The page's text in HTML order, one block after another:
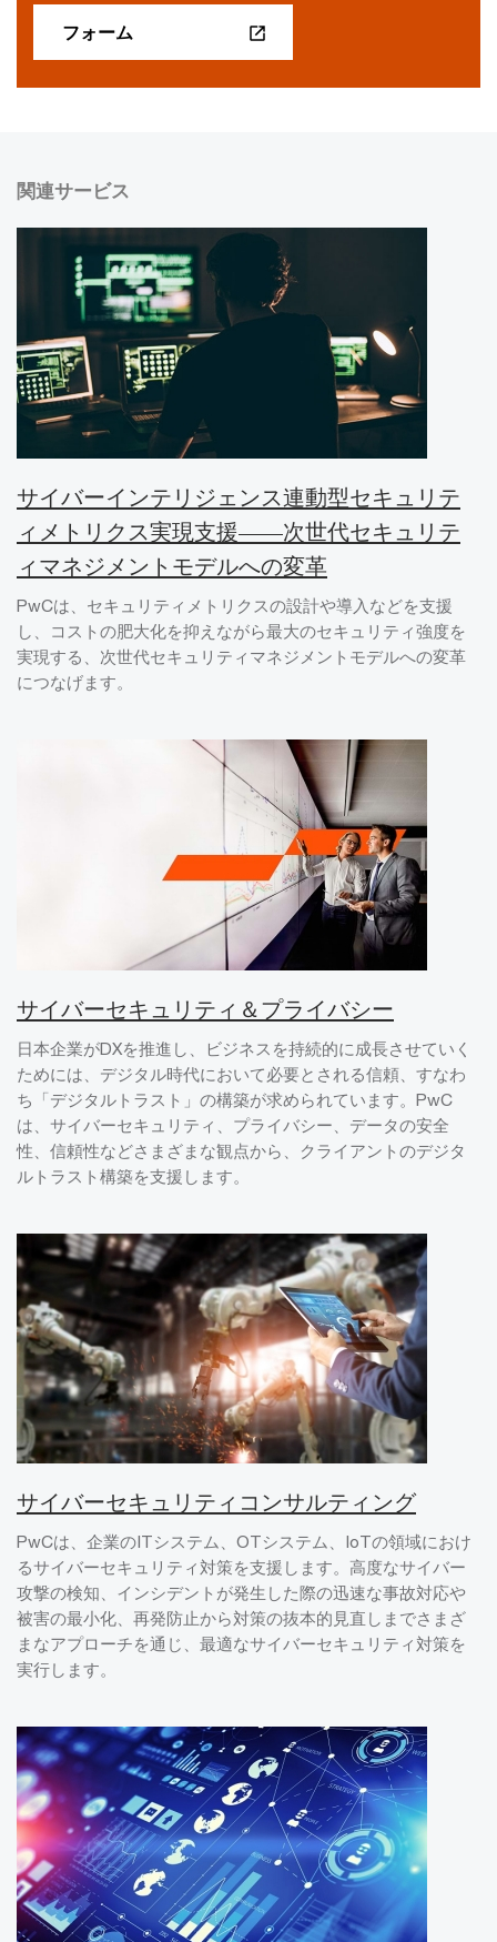
フォーム
関連サービス
サイバーインテリジェンス連動型セキュリテ
ィメトリクス実現支援――次世代セキュリテ
ィマネジメントモデルへの変革
PwCは、セキュリティメトリクスの設計や導入などを支援
し、コストの肥大化を抑えながら最大のセキュリティ強度を
実現する、次世代セキュリティマネジメントモデルへの変革
につなげます。
サイバーセキュリティ＆プライバシー
日本企業がDXを推進し、ビジネスを持続的に成長させていく
ためには、デジタル時代において必要とされる信頼、すなわ
ち「デジタルトラスト」の構築が求められています。PwC
は、サイバーセキュリティ、プライバシー、データの安全
性、信頼性などさまざまな観点から、クライアントのデジタ
ルトラスト構築を支援します。
サイバーセキュリティコンサルティング
PwCは、企業のITシステム、OTシステム、IoTの領域におけ
るサイバーセキュリティ対策を支援します。高度なサイバー
攻撃の検知、インシデントが発生した際の迅速な事故対応や
被害の最小化、再発防止から対策の抜本的見直しまでさまざ
まなアプローチを通じ、最適なサイバーセキュリティ対策を
実行します。